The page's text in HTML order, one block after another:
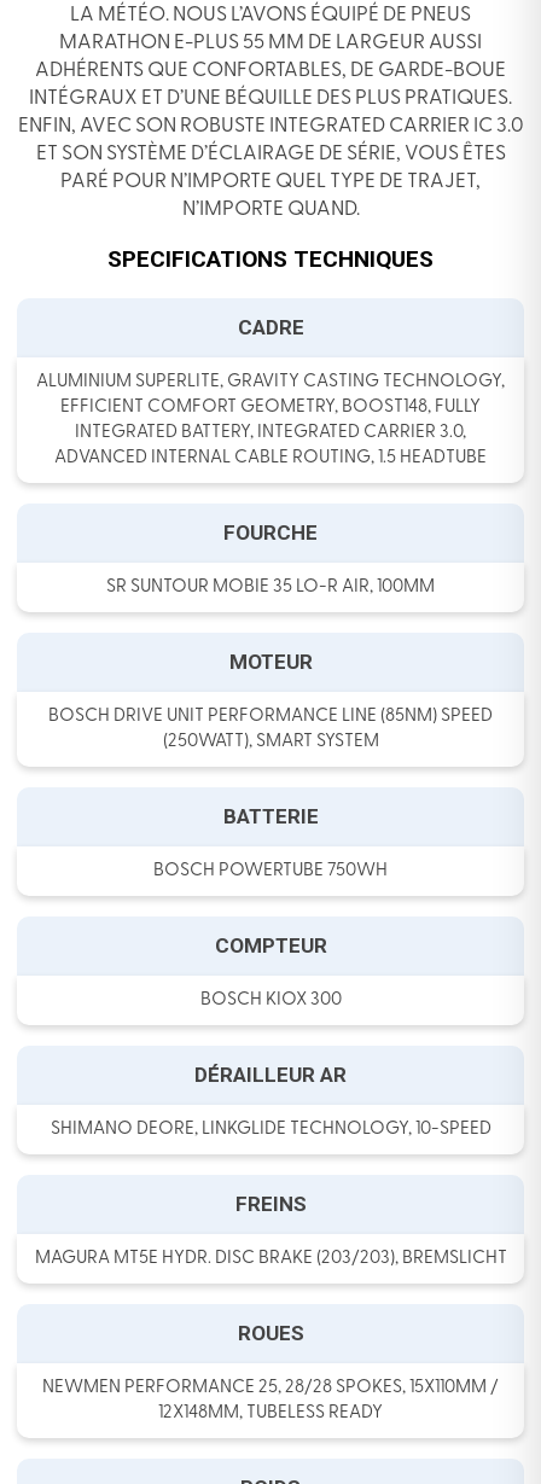
LA MÉTÉO. NOUS L’AVONS ÉQUIPÉ DE PNEUS
MARATHON E-PLUS 55 MM DE LARGEUR AUSSI
ADHÉRENTS QUE CONFORTABLES, DE GARDE-BOUE
INTÉGRAUX ET D’UNE BÉQUILLE DES PLUS PRATIQUES.
ENFIN, AVEC SON ROBUSTE INTEGRATED CARRIER IC 3.0
ET SON SYSTÈME D’ÉCLAIRAGE DE SÉRIE, VOUS ÊTES
PARÉ POUR N’IMPORTE QUEL TYPE DE TRAJET,
N’IMPORTE QUAND.
SPECIFICATIONS TECHNIQUES
CADRE
ALUMINIUM SUPERLITE, GRAVITY CASTING TECHNOLOGY,
EFFICIENT COMFORT GEOMETRY, BOOST148, FULLY
INTEGRATED BATTERY, INTEGRATED CARRIER 3.0,
ADVANCED INTERNAL CABLE ROUTING, 1.5 HEADTUBE
FOURCHE
SR SUNTOUR MOBIE 35 LO-R AIR, 100MM
MOTEUR
BOSCH DRIVE UNIT PERFORMANCE LINE (85NM) SPEED
(250WATT), SMART SYSTEM
BATTERIE
BOSCH POWERTUBE 750WH
COMPTEUR
BOSCH KIOX 300
DÉRAILLEUR AR
SHIMANO DEORE, LINKGLIDE TECHNOLOGY, 10-SPEED
FREINS
MAGURA MT5E HYDR. DISC BRAKE (203/203), BREMSLICHT
ROUES
NEWMEN PERFORMANCE 25, 28/28 SPOKES, 15X110MM /
12X148MM, TUBELESS READY